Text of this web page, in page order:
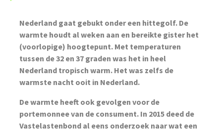
Nederland gaat gebukt onder een hittegolf. De
warmte houdt al weken aan en bereikte gister het
(voorlopige) hoogtepunt. Met temperaturen
tussen de 32 en 37 graden was het in heel
Nederland tropisch warm. Het was zelfs de
warmste nacht ooit in Nederland.
De warmte heeft ook gevolgen voor de
portemonnee van de consument. In 2015 deed de
Vastelastenbond al eens onderzoek naar wat een